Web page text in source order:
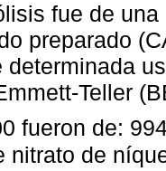
fue de
preparado
determinada
Teller
fueron de:
nitrato de